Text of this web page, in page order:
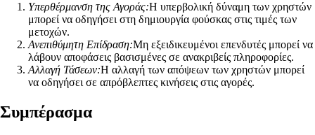
Υπερθέρμανση της Αγοράς:Η υπερβολική δύναμη των χρηστών
μπορεί να οδηγήσει στη δημιουργία φούσκας στις τιμές των
μετοχών.
Ανεπιθύμητη Επίδραση:Μη εξειδικευμένοι επενδυτές μπορεί να
λάβουν αποφάσεις βασισμένες σε ανακριβείς πληροφορίες.
Αλλαγή Τάσεων:Η αλλαγή των απόψεων των χρηστών μπορεί
να οδηγήσει σε απρόβλεπτες κινήσεις στις αγορές.
Συμπέρασμα